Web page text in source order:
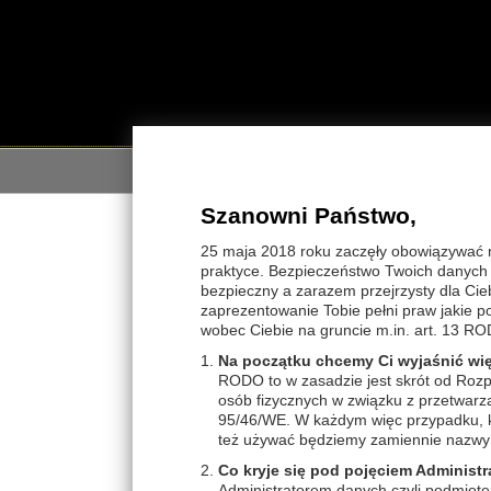
Szanowni Państwo,
25 maja 2018 roku zaczęły
praktyce. Bezpieczeństwo Twoich
bezpieczny a zarazem przejrzysty dla
zaprezentowanie Tobie pełni praw jakie
wobec Ciebie na gruncie m.in. art. 13
Na początku chcemy Ci wyjaśnić
RODO to w zasadzie jest skrót od
osób fizycznych w związku z
95/46/WE. W każdym więc przypadku,
też używać będziemy zamiennie
Co kryje się pod pojęciem
STRONA GŁÓWNA> THALION THALASSO
WYBIERZ KATEGORIĘ
THALION THALASSO
FACE Essential PILINGI
FACE Essential AMPUŁKI
FACE Essential DEMAKIJAŻ
FACE Essential MASAŻ
FACE Essential MASKI
Linie pielęgnacyjne TWARZ
CLEANSE & TONE demakijaż
THALISOURCE cera...
ALGOPUR cera tłusta
ALGOLIFT WRINKLE na...
Linie pielęgnacyjne CIAŁO
HERBATKI ziołowe
ALGOPROTECT linia...
THALISVELT wyszczuplanie
Produkty Gabinet CIAŁO
BODY Essential MASAŻ
BODY Essential PILINGI
BODY Essential BEAUTY
THALISENS NATURE
SPARKLING CITRUS
Marketing Thalion
*